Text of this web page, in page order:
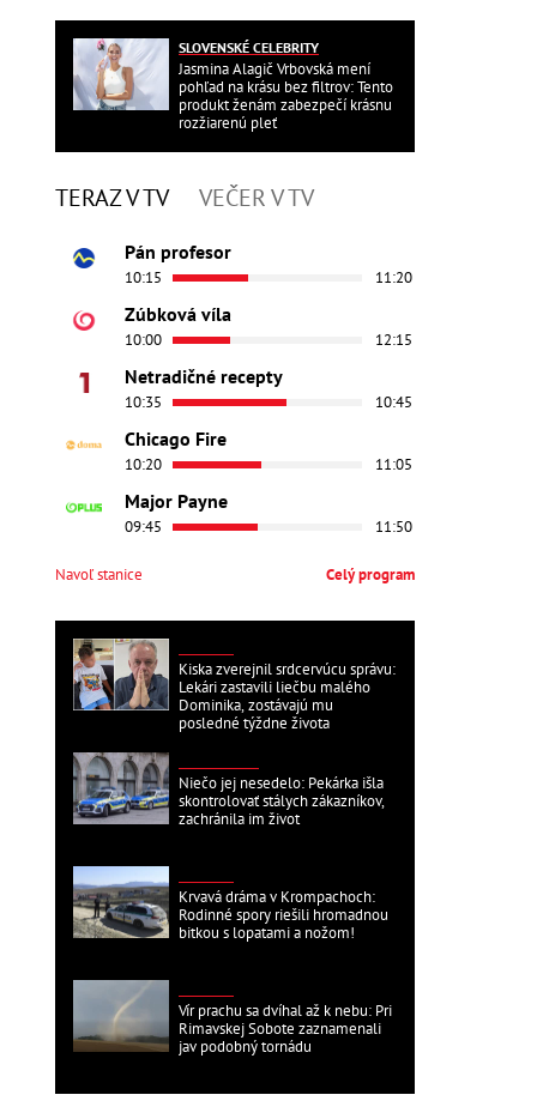
SLOVENSKÉ CELEBRITY
Jasmina Alagič Vrbovská mení
pohľad na krásu bez filtrov: Tento
produkt ženám zabezpečí krásnu
rozžiarenú pleť
TERAZ V TV VEČER V TV
Pán profesor
10:15 11:20
Zúbková víla
10:00 12:15
Netradičné recepty
10:35 10:45
Chicago Fire
10:20 11:05
Major Payne
09:45 11:50
Navoľ stanice Celý program
Kiska zverejnil srdcervúcu správu:
Lekári zastavili liečbu malého
Dominika, zostávajú mu
posledné týždne života
Niečo jej nesedelo: Pekárka išla
skontrolovať stálych zákazníkov,
zachránila im život
Krvavá dráma v Krompachoch:
Rodinné spory riešili hromadnou
bitkou s lopatami a nožom!
Vír prachu sa dvíhal až k nebu: Pri
Rimavskej Sobote zaznamenali
jav podobný tornádu